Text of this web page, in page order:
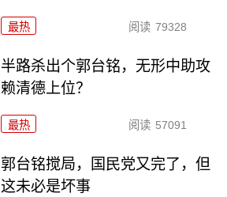
最热 阅读 79328
半路杀出个郭台铭，无形中助攻
赖清德上位？
最热 阅读 57091
郭台铭搅局，国民党又完了，但
这未必是坏事